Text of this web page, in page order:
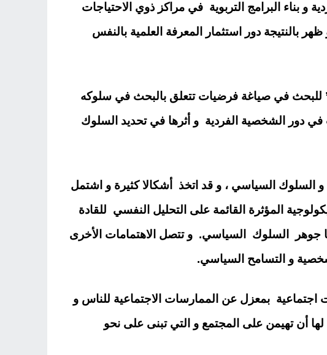
البرامج التربوية في مراكز ذوي الاحتياجات
بالنتيجة دور استثمار المعرفة العلمية بالنفس
في صياغة فرضيات تتعلق بالبحث في سلوكه
في دور الشخصية الفردية و أثرها في تحديد السلوك
السياسي ، و قد اتخذ أشكالا كثيرة و اشتمل
المؤثرة القائمة على التحليل النفسي للقادة
جوهر السلوك السياسي. و تتصل الاهتمامات الأخرى
و التسامح السياسي.
بمعزل عن الممارسات الاجتماعية للناس و
أن تهيمن على المجتمع و التي تبنى على نحو